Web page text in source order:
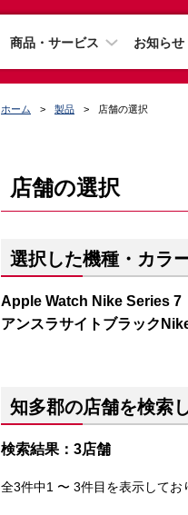
商品・サービス お知らせ
ホーム 製品 店舗の選択
店舗の選択
選択した機種・カラ
Apple Watch Nike Series 7
アンスラサイトブラック
知多郡の店舗を検索
検索結果：3店舗
全3件中1 〜 3件目を表示してお